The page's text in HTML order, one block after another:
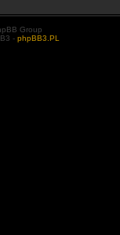
Group
- phpBB3.PL